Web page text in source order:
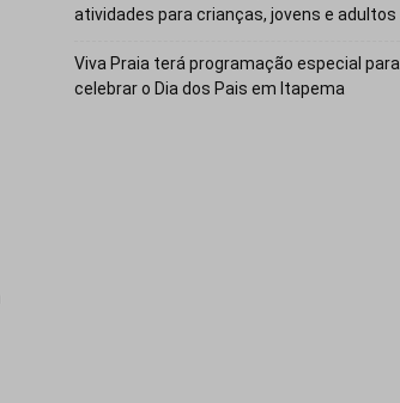
atividades para crianças, jovens e adultos
Viva Praia terá programação especial para
celebrar o Dia dos Pais em Itapema